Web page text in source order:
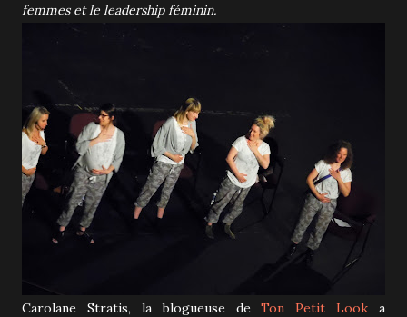
femmes et le leadership féminin.
Carolane Stratis, la blogueuse deTon Petit Look a